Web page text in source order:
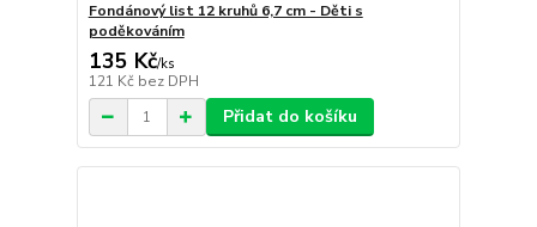
Fondánový list 12 kruhů 6,7 cm - Děti s
poděkováním
135 Kč/ks
121 Kč bez DPH
Přidat do košíku